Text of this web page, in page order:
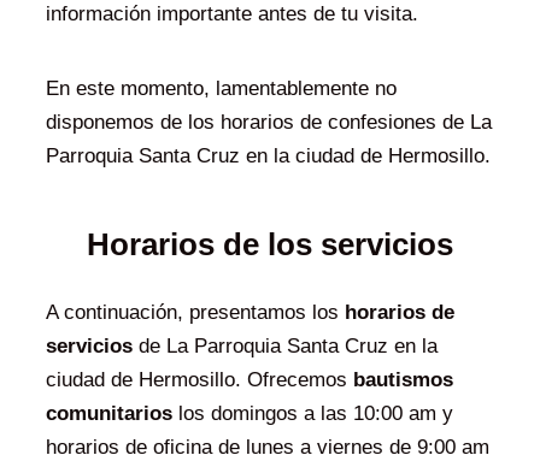
información importante antes de tu visita.
En este momento, lamentablemente no
disponemos de los horarios de confesiones de La
Parroquia Santa Cruz en la ciudad de Hermosillo.
Horarios de los servicios
A continuación, presentamos los horarios de
servicios de La Parroquia Santa Cruz en la
ciudad de Hermosillo. Ofrecemos bautismos
comunitarios los domingos a las 10:00 am y
horarios de oficina de lunes a viernes de 9:00 am